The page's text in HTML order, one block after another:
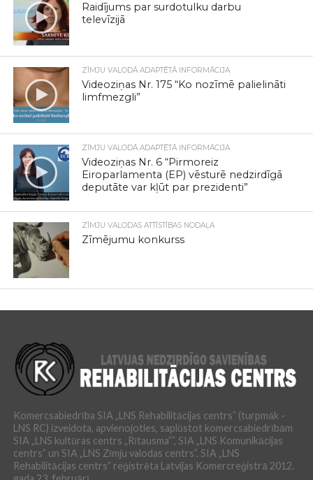
Raidījums par surdotulku darbu
televīzijā
ZĪMJU VALODĀ ADAPTĒTĀ INFORMĀCIJA
Videoziņas Nr. 175 “Ko nozīmē palielināti
limfmezgli”
ZĪMJU VALODĀ ADAPTĒTĀ INFORMĀCIJA
Videoziņas Nr. 6 “Pirmoreiz
Eiroparlamenta (EP) vēsturē nedzirdīgā
deputāte var kļūt par prezidenti”
ZĪMJU VALODAS ATTĪSTĪBAS NODAĻA
Zīmējumu konkurss
Komercsabiedrība SIA „LNS Rehabilitācijas centrs” (turpmāk -
LNS RC) izveidota, apvienojoties, saplūstot komercsabiedrībām
SIA „LNS kultūras centrs „Rītausma””, SIA „LNS Komunikācijas
centrs” un SIA „LNS Zīmju valodas centrs”. SIA „LNS
Rehabilitācijas centrs” reģistrēta Latvijas Komercreģistrā 2012.